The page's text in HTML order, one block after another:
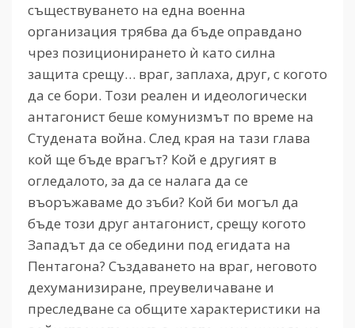
съществуването на една военна
организация трябва да бъде оправдано
чрез позиционирането ѝ като силна
защита срещу… враг, заплаха, друг, с когото
да се бори. Този реален и идеологически
антагонист беше комунизмът по време на
Студената война. След края на тази глава
кой ще бъде врагът? Кой е другият в
огледалото, за да се налага да се
въоръжаваме до зъби? Кой би могъл да
бъде този друг антагонист, срещу когото
Западът да се обедини под егидата на
Пентагона? Създаването на враг, неговото
дехуманизиране, преувеличаване и
преследване са общите характеристики на